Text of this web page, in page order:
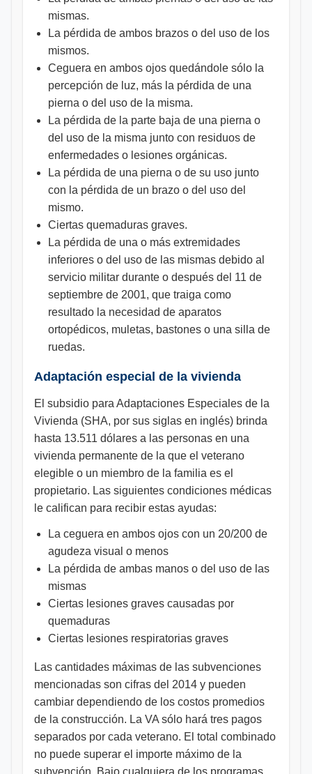
mismas.
La pérdida de ambos brazos o del uso de los
mismos.
Ceguera en ambos ojos quedándole sólo la
percepción de luz, más la pérdida de una
pierna o del uso de la misma.
La pérdida de la parte baja de una pierna o
del uso de la misma junto con residuos de
enfermedades o lesiones orgánicas.
La pérdida de una pierna o de su uso junto
con la pérdida de un brazo o del uso del
mismo.
Ciertas quemaduras graves.
La pérdida de una o más extremidades
inferiores o del uso de las mismas debido al
servicio militar durante o después del 11 de
septiembre de 2001, que traiga como
resultado la necesidad de aparatos
ortopédicos, muletas, bastones o una silla de
ruedas.
Adaptación especial de la vivienda
El subsidio para Adaptaciones Especiales de la
Vivienda (SHA, por sus siglas en inglés) brinda
hasta 13.511 dólares a las personas en una
vivienda permanente de la que el veterano
elegible o un miembro de la familia es el
propietario. Las siguientes condiciones médicas
le califican para recibir estas ayudas:
La ceguera en ambos ojos con un 20/200 de
agudeza visual o menos
La pérdida de ambas manos o del uso de las
mismas
Ciertas lesiones graves causadas por
quemaduras
Ciertas lesiones respiratorias graves
Las cantidades máximas de las subvenciones
mencionadas son cifras del 2014 y pueden
cambiar dependiendo de los costos promedios
de la construcción. La VA sólo hará tres pagos
separados por cada veterano. El total combinado
no puede superar el importe máximo de la
subvención. Bajo cualquiera de los programas,